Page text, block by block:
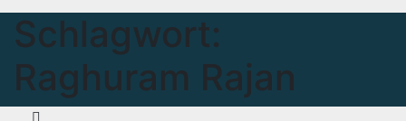
Schlagwort:
Raghuram Rajan